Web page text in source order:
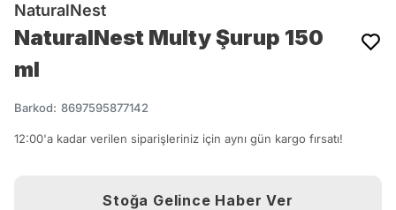
NaturalNest
NaturalNest Multy Şurup 150
ml
Barkod: 8697595877142
12:00'a kadar verilen siparişleriniz için aynı gün kargo fırsatı!
Stoğa Gelince Haber Ver